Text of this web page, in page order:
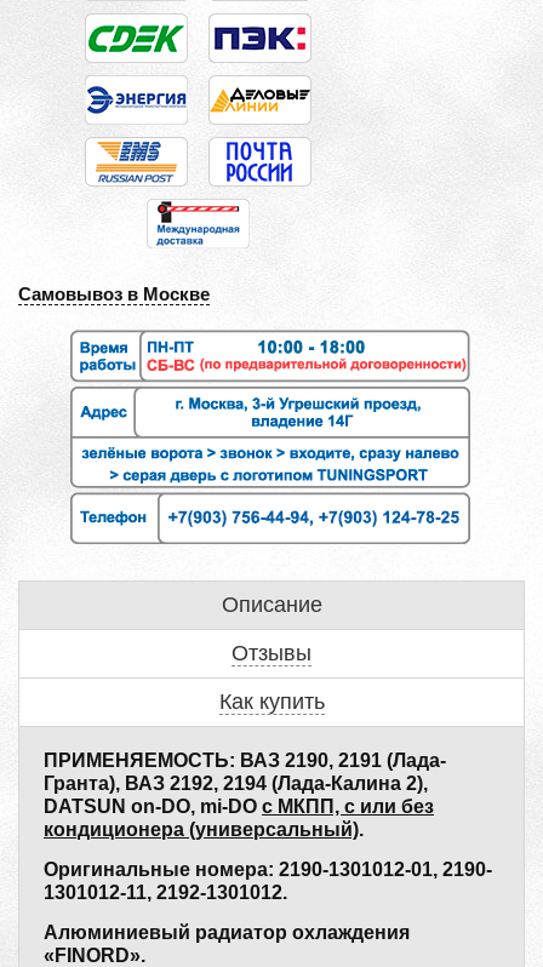
Самовывоз в Москве
Описание
Отзывы
Как купить
ПРИМЕНЯЕМОСТЬ: ВАЗ 2190, 2191 (Лада-
Гранта), ВАЗ 2192, 2194 (Лада-Калина 2),
DATSUN on-DO, mi-DO с МКПП, с или без
кондиционера (универсальный).
Оригинальные номера: 2190-1301012-01, 2190-
1301012-11, 2192-1301012.
Алюминиевый радиатор охлаждения
«FINORD».